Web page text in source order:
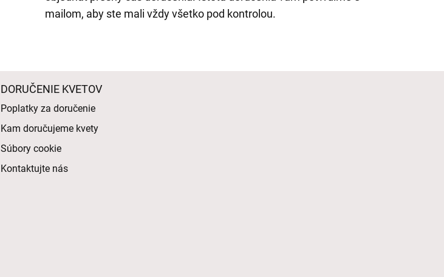
mailom, aby ste mali vždy všetko pod kontrolou.
DORUČENIE KVETOV
Poplatky za doručenie
Kam doručujeme kvety
Súbory cookie
Kontaktujte nás